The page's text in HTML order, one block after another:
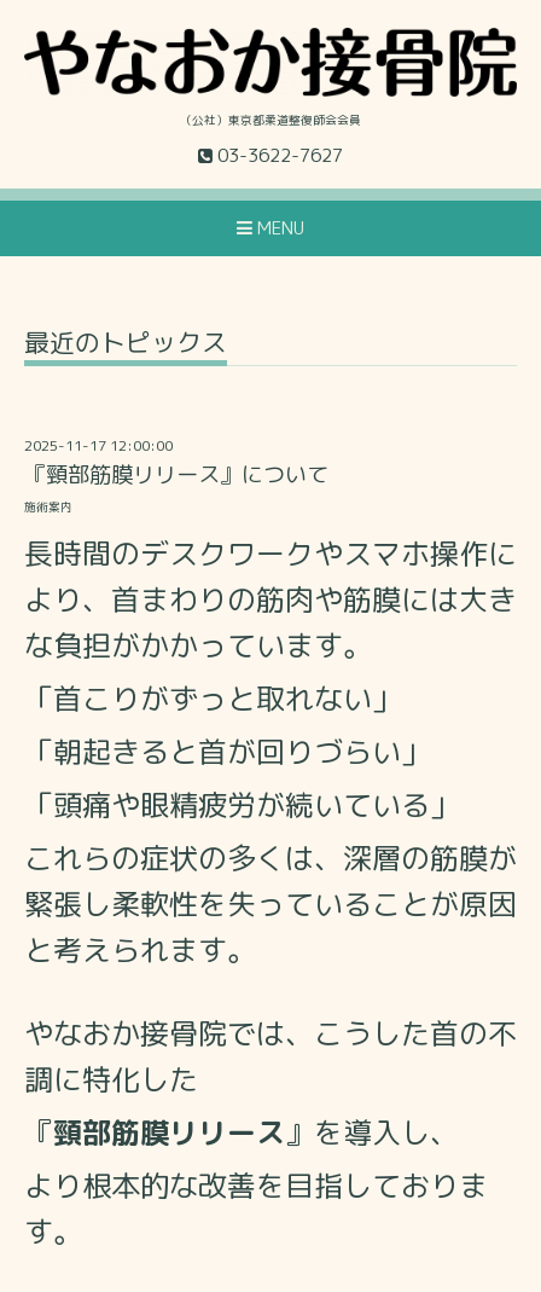
（公社）東京都柔道整復師会会員
03-3622-7627
MENU
最近のトピックス
2025-11-17 12:00:00
『頸部筋膜リリース』について
施術案内
長時間のデスクワークやスマホ操作に
より、 首まわりの筋肉や筋膜には大き
な負担がかかっています。
「首こりがずっと取れない」
「朝起きると首が回りづらい」
「頭痛や眼精疲労が続いている」
これらの症状の多くは、深層の筋膜が
緊張し柔軟性を失っていることが原因
と考えられます。
やなおか接骨院では、こうした首の不
調に特化した
『頸部筋膜リリース』を導入し、
より根本的な改善を目指しておりま
す。